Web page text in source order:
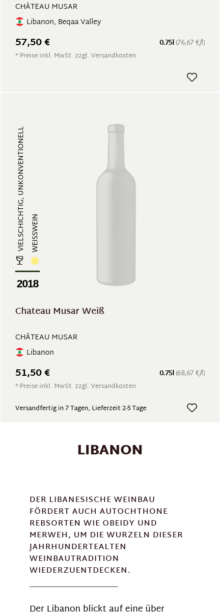
CHÂTEAU MUSAR
Libanon, Beqaa Valley
0.75l (76,67 €/l)
57,50 €
* Preise inkl. MwSt. zzgl. Versandkosten
VIELSCHICHTIG, UNKONVENTIONELL WEISSWEIN
2018
Chateau Musar Weiß
CHÂTEAU MUSAR
Libanon
0.75l (68,67 €/l)
51,50 €
* Preise inkl. MwSt. zzgl. Versandkosten
Versandfertig in 7 Tagen, Lieferzeit 2-5 Tage
LIBANON
DER LIBANESISCHE WEINBAU
FÖRDERT AUCH AUTOCHTHONE
REBSORTEN WIE OBEIDY UND
MERWEH, UM DIE WURZELN DIESER
JAHRHUNDERTEALTEN
WEINBAUTRADITION
WIEDERZUENTDECKEN.
Der Libanon blickt auf eine über